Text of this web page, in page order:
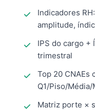
Indicadores
amplitude,
IPS do cargo +
trimestral
Top 20 CNAEs
Q1/Piso/
Matriz porte ×